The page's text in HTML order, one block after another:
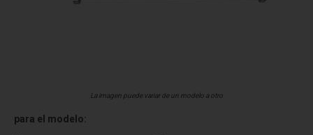
La imagen puede variar de un modelo a otro
para el modelo: